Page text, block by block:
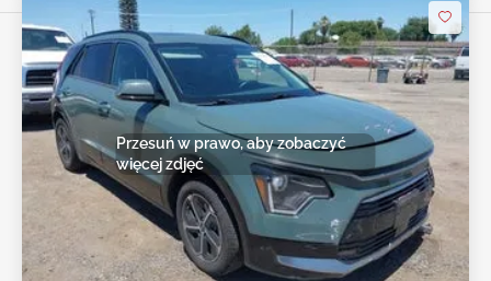
Przesuń w prawo, aby zobaczyć
więcej zdjęć